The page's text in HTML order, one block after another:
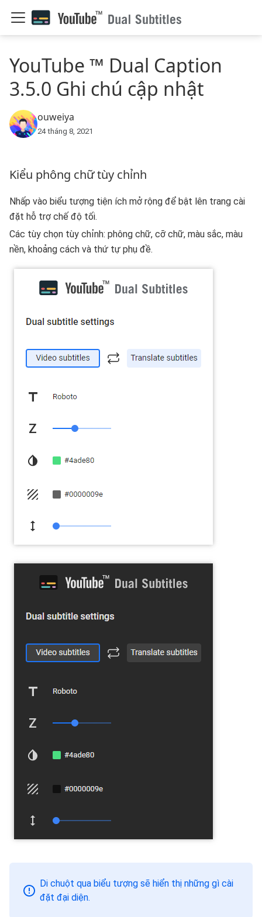
YouTube ™ Dual Caption
3.5.0 Ghi chú cập nhật
ouweiya
24 tháng 8, 2021
Kiểu phông chữ tùy chỉnh
Nhấp vào biểu tượng tiện ích mở rộng để bật lên trang cài
đặt hỗ trợ chế độ tối.
Các tùy chọn tùy chỉnh: phông chữ, cỡ chữ, màu sắc, màu
nền, khoảng cách và thứ tự phụ đề.
Di chuột qua biểu tượng sẽ hiển thị những gì cài
đặt đại diện.